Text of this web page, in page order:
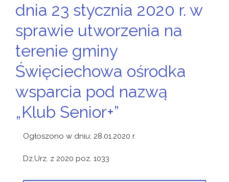
dnia 23 stycznia 2020 r. w
sprawie utworzenia na
terenie gminy
Święciechowa ośrodka
wsparcia pod nazwą
„Klub Senior+”
Ogłoszono w dniu: 28.01.2020 r.
Dz.Urz. z 2020 poz. 1033